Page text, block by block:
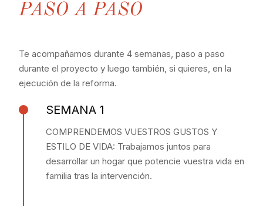
PASO A PASO
Te acompañamos durante 4 semanas, paso a paso
durante el proyecto y luego también, si quieres, en la
ejecución de la reforma.
SEMANA 1
COMPRENDEMOS VUESTROS GUSTOS Y
ESTILO DE VIDA: Trabajamos juntos para
desarrollar un hogar que potencie vuestra vida en
familia tras la intervención.